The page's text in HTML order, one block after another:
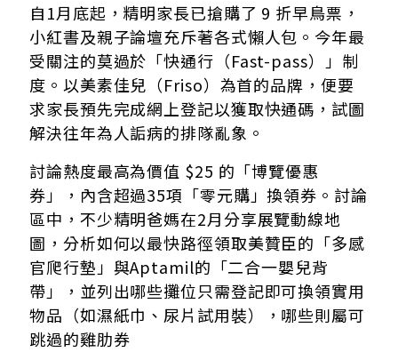
自1月底起，精明家長已搶購了 9 折早鳥票，
小紅書及親子論壇充斥著各式懶人包。今年最
受關注的莫過於「快通行（Fast-pass）」制
度。以美素佳兒（Friso）為首的品牌，便要
求家長預先完成網上登記以獲取快通碼，試圖
解決往年為人詬病的排隊亂象。
討論熱度最高為價值 $25 的「博覽優惠
券」，內含超過35項「零元購」換領券。討論
區中，不少精明爸媽在2月分享展覽動線地
圖，分析如何以最快路徑領取美贊臣的「多感
官爬行墊」與Aptamil的「二合一嬰兒背
帶」，並列出哪些攤位只需登記即可換領實用
物品（如濕紙巾、尿片試用裝），哪些則屬可
跳過的雞肋券